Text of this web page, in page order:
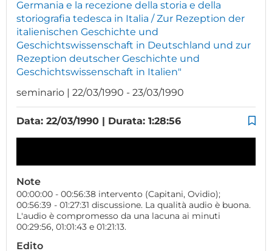
Germania e la recezione della storia e della
storiografia tedesca in Italia / Zur Rezeption der
italienischen Geschichte und
Geschichtswissenschaft in Deutschland und zur
Rezeption deutscher Geschichte und
Geschichtswissenschaft in Italien"
seminario | 22/03/1990 - 23/03/1990
Data: 22/03/1990 | Durata: 1:28:56
Note
00:00:00 - 00:56:38 intervento (Capitani, Ovidio);
00:56:39 - 01:27:31 discussione. La qualità audio è buona.
L'audio è compromesso da una lacuna ai minuti
00:29:56, 01:01:43 e 01:21:13.
Edito